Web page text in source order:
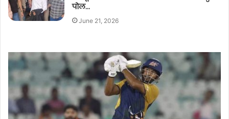
पोल…
June 21, 2026